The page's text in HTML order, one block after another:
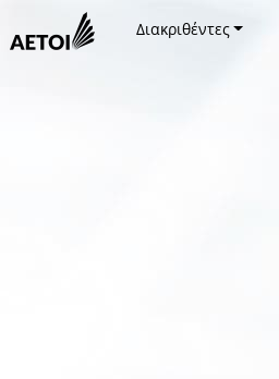
Διακριθέντες